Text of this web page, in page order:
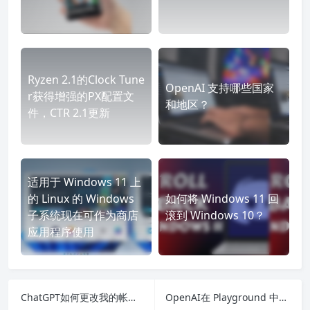
Ryzen 2.1的Clock Tune
r获得增强的PX配置文
件，CTR 2.1更新
OpenAI 支持哪些国家
和地区？
适用于 Windows 11 上
的 Linux 的 Windows
子系统现在可作为商店
应用程序使用
如何将 Windows 11 回
滚到 Windows 10？
ChatGPT如何更改我的帐户密码？OpenAI账号改密码的方法
OpenAI在 Playground 中注入 Start 和 Restart 文本